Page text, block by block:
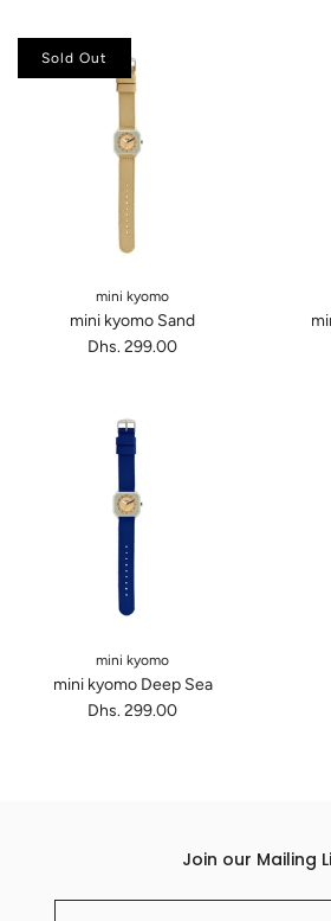
mini kyomo
mini kyomo Sand
Dhs. 299.00
Sold Out
mini kyomo
mini kyomo Deep Sea
Dhs. 299.00
Join our Mailing